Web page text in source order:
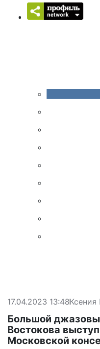
17.04.2023 13:48Ксения
Большой
Востокова
Московской